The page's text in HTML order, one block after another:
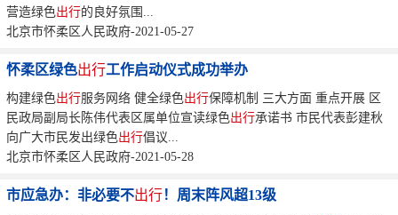
营造绿色出行的良好氛围...
北京市怀柔区人民政府-2021-05-27
怀柔区绿色出行工作启动仪式成功举办
构建绿色出行服务网络 健全绿色出行保障机制 三大方面 重点开展 区
民政局副局长陈伟代表区属单位宣读绿色出行承诺书 市民代表彭建秋
向广大市民发出绿色出行倡议...
北京市怀柔区人民政府-2021-05-28
市应急办：非必要不出行！周末阵风超13级